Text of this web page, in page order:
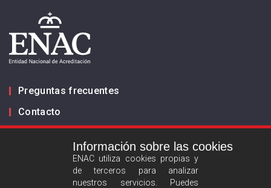
Preguntas frecuentes
Contacto
Información sobre las cookies
ENAC utiliza cookies propias y
de terceros para analizar
nuestros servicios. Puedes